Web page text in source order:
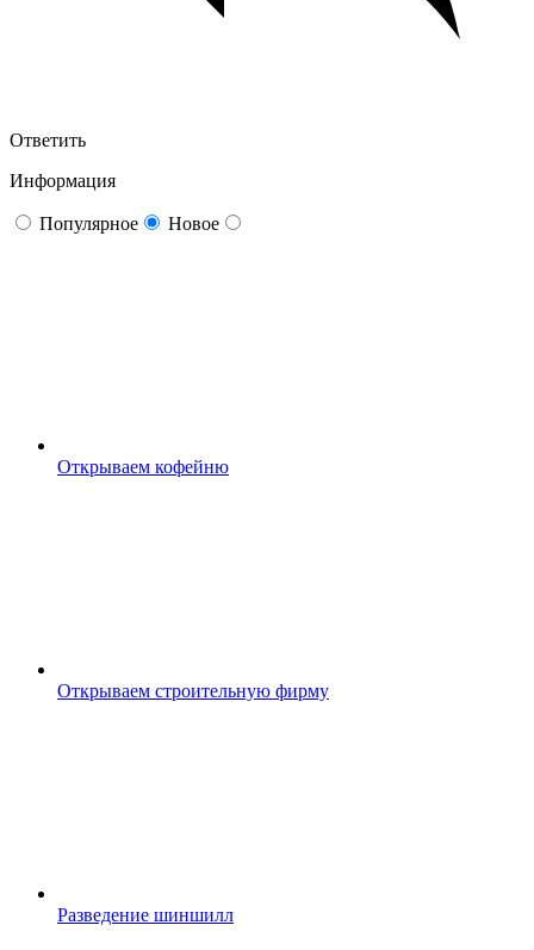
Ответить
Информация
Популярное Новое
Открываем кофейню
Открываем строительную фирму
Разведение шиншилл